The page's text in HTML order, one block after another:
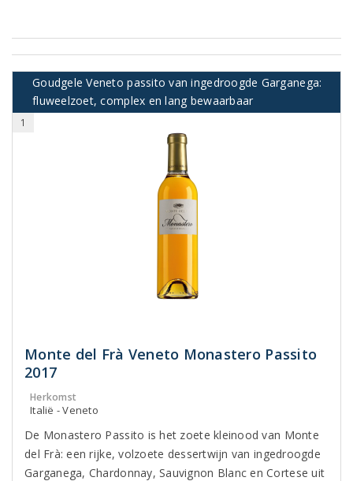
Goudgele Veneto passito van ingedroogde Garganega:
fluweelzoet, complex en lang bewaarbaar
1
Monte del Frà Veneto Monastero Passito
2017
Herkomst
Italië - Veneto
De Monastero Passito is het zoete kleinood van Monte
del Frà: een rijke, volzoete dessertwijn van ingedroogde
Garganega, Chardonnay, Sauvignon Blanc en Cortese uit